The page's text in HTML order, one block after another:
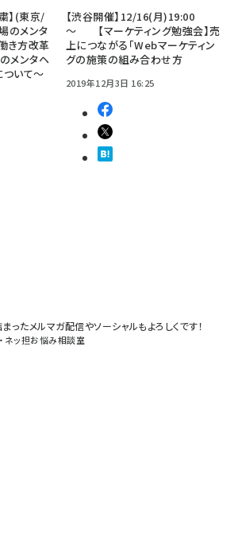
】(東京/
のメンタ
き方改革
メンタヘ
いて～
【渋谷開催】12/16(月)19:00
～ 【マーケティング勉強会】売
上につながる「Webマーケティン
グの施策の組み合わせ方
2019年12月3日 16:25
ったメルマガ配信やソーシャルもよろしくです！
・ ネッ担お悩み相談室